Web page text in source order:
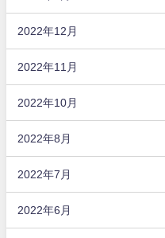
2022年12月
2022年11月
2022年10月
2022年8月
2022年7月
2022年6月